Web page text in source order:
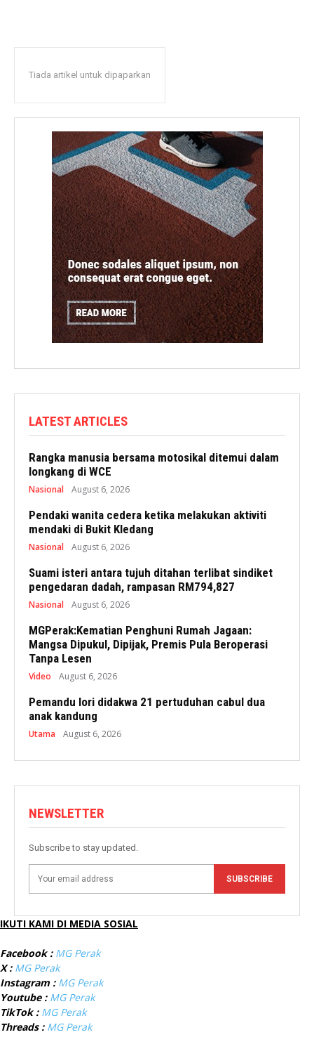
Tiada artikel untuk dipaparkan
LATEST ARTICLES
Rangka manusia bersama motosikal ditemui dalam
longkang di WCE
Nasional August 6, 2026
Pendaki wanita cedera ketika melakukan aktiviti
mendaki di Bukit Kledang
Nasional August 6, 2026
Suami isteri antara tujuh ditahan terlibat sindiket
pengedaran dadah, rampasan RM794,827
Nasional August 6, 2026
MGPerak:Kematian Penghuni Rumah Jagaan:
Mangsa Dipukul, Dipijak, Premis Pula Beroperasi
Tanpa Lesen
Video August 6, 2026
Pemandu lori didakwa 21 pertuduhan cabul dua
anak kandung
Utama August 6, 2026
NEWSLETTER
Subscribe to stay updated.
SUBSCRIBE
IKUTI KAMI DI MEDIA SOSIAL
Facebook : MG Perak
X : MG Perak
Instagram : MG Perak
Youtube : MG Perak
TikTok : MG Perak
Threads : MG Perak